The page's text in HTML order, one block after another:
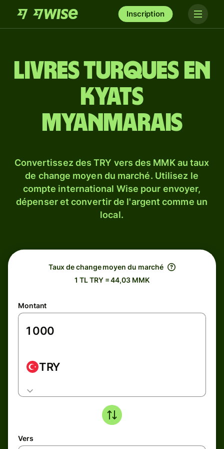
Inscription
Livres turques en
kyats
myanmarais
Convertissez des TRY vers des MMK au taux
de change moyen du marché. Utilisez le
compte international Wise pour envoyer,
dépenser et convertir de l'argent comme un
local.
Taux de change moyen du marché
1 TL TRY = 44,03 MMK
Montant
TRY
Vers